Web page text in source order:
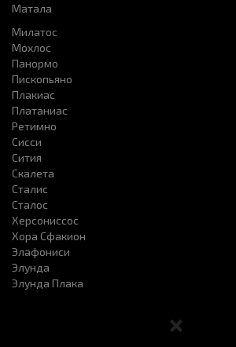
Матала
Милатос
Мохлос
Панормо
Пископьяно
Плакиас
Платаниас
Ретимно
Сисси
Сития
Скалета
Сталис
Сталос
Херсониссоc
Хора Сфакион
Элафониси
Элунда
Элунда Плака